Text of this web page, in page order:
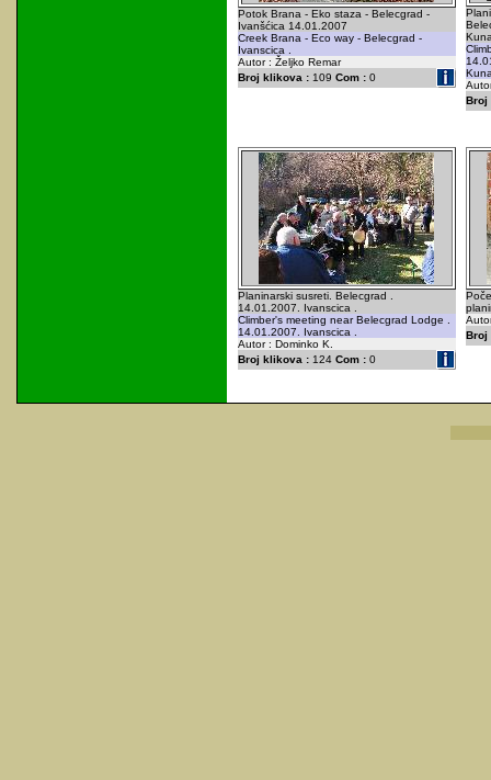
Potok Brana - Eko staza - Belecgrad -
Ivanšćica 14.01.2007
Creek Brana - Eco way - Belecgrad -
Ivanscica .
Autor : Željko Remar
Broj klikova :109 Com :0
Broj
Planinarski susreti. Belecgrad .
14.01.2007. Ivanscica .
Climber's meeting near Belecgrad Lodge .
14.01.2007. Ivanscica .
Autor : Dominko K.
Broj klikova :124 Com :0
Broj